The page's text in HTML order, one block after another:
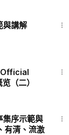
與講解
Official
（二）
集序示範與
有清、流激